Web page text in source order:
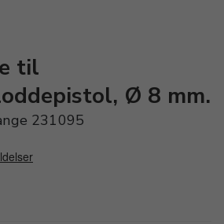
til
Ø 8 mm.
231095